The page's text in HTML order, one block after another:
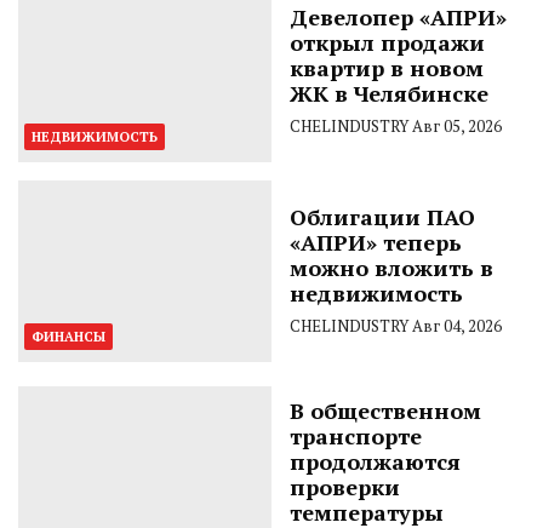
НЕДВИЖИМОСТЬ
Девелопер «АПРИ»
открыл продажи
квартир в новом
ЖК в Челябинске
CHELINDUSTRYАвг 05, 2026
ФИНАНСЫ
Облигации ПАО
«АПРИ» теперь
можно вложить в
недвижимость
CHELINDUSTRYАвг 04, 2026
В общественном
транспорте
продолжаются
проверки
температуры